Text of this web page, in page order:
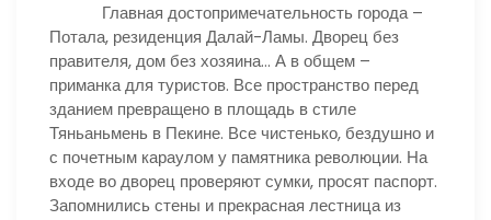
Главная достопримечательность города –
Потала, резиденция Далай-Ламы. Дворец без
правителя, дом без хозяина… А в общем –
приманка для туристов. Все пространство перед
зданием превращено в площадь в стиле
Тяньаньмень в Пекине. Все чистенько, бездушно и
с почетным караулом у памятника революции. На
входе во дворец проверяют сумки, просят паспорт.
Запомнились стены и прекрасная лестница из